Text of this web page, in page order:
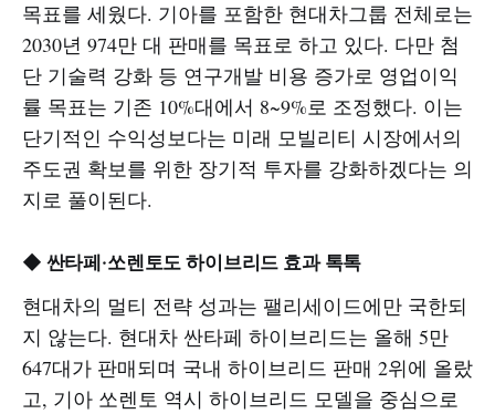
목표를 세웠다. 기아를 포함한 현대차그룹 전체로는
2030년 974만 대 판매를 목표로 하고 있다. 다만 첨
단 기술력 강화 등 연구개발 비용 증가로 영업이익
률 목표는 기존 10%대에서 8~9%로 조정했다. 이는
단기적인 수익성보다는 미래 모빌리티 시장에서의
주도권 확보를 위한 장기적 투자를 강화하겠다는 의
지로 풀이된다.
◆ 싼타페·쏘렌토도 하이브리드 효과 톡톡
현대차의 멀티 전략 성과는 팰리세이드에만 국한되
지 않는다. 현대차 싼타페 하이브리드는 올해 5만
647대가 판매되며 국내 하이브리드 판매 2위에 올랐
고, 기아 쏘렌토 역시 하이브리드 모델을 중심으로